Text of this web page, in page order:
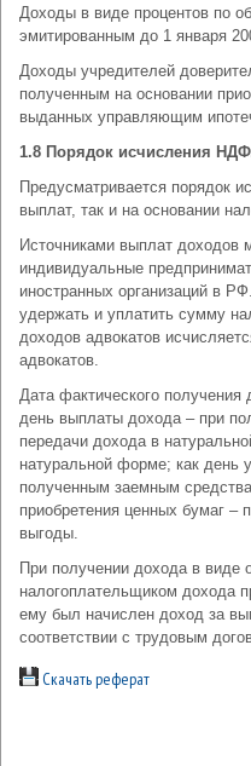
Доходы в виде процентов по
эмитированным до 1 января
Доходы учредителей
полученным на основании
выданных управляющим
1.8 Порядок исчисления
Предусматривается порядок
выплат, так и на основании
Источниками выплат доходов
индивидуальные
иностранных организаций в
удержать и уплатить сумму
доходов адвокатов
адвокатов.
Дата фактического
день выплаты дохода – при
передачи дохода в
натуральной форме; как день
полученным заемным
приобретения ценных бумаг –
выгоды.
При получении дохода в виде
налогоплательщиком дохода
ему был начислен доход за
соответствии с трудовым
Скачать реферат